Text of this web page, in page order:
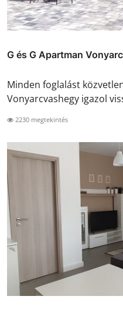
G és G Apartman
Minden foglalást
Vonyarcvashegy igazol
2230 megtekintés